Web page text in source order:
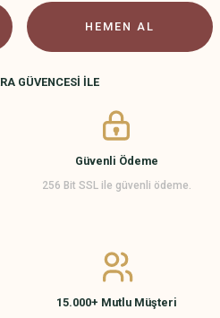
HEMEN AL
GÜVENCESİ İLE
Güvenli Ödeme
256 Bit SSL ile güvenli ödeme.
15.000+ Mutlu Müşteri